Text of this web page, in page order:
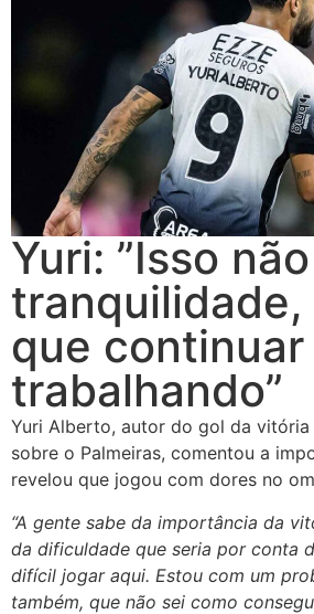
Yuri: ”Isso
tranquilidade,
que continuar
trabalhando”
Yuri Alberto, autor do gol da
sobre o Palmeiras, comentou a
revelou que jogou com dores no
“A gente sabe da importância da
da dificuldade que seria por conta
difícil jogar aqui. Estou com um
também, que não sei como